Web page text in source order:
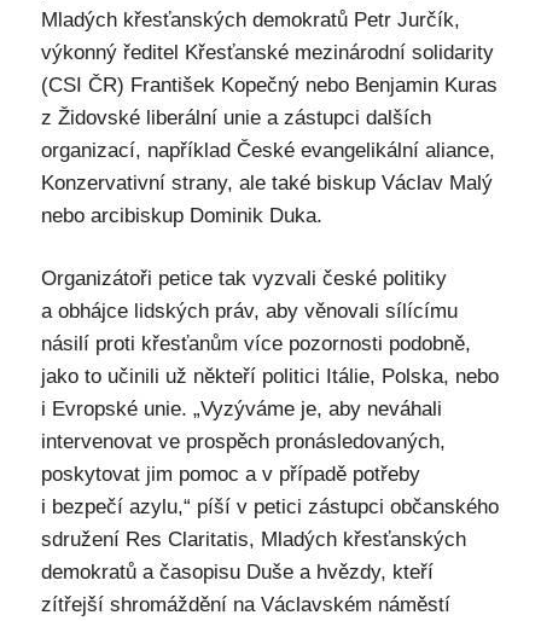
Mladých křesťanských demokratů Petr Jurčík,
výkonný ředitel Křesťanské mezinárodní solidarity
(CSI ČR) František Kopečný nebo Benjamin Kuras
z Židovské liberální unie a zástupci dalších
organizací, například České evangelikální aliance,
Konzervativní strany, ale také biskup Václav Malý
nebo arcibiskup Dominik Duka.
Organizátoři petice tak vyzvali české politiky
a obhájce lidských práv, aby věnovali sílícímu
násilí proti křesťanům více pozornosti podobně,
jako to učinili už někteří politici Itálie, Polska, nebo
i Evropské unie. „Vyzýváme je, aby neváhali
intervenovat ve prospěch pronásledovaných,
poskytovat jim pomoc a v případě potřeby
i bezpečí azylu,“ píší v petici zástupci občanského
sdružení Res Claritatis, Mladých křesťanských
demokratů a časopisu Duše a hvězdy, kteří
zítřejší shromáždění na Václavském náměstí